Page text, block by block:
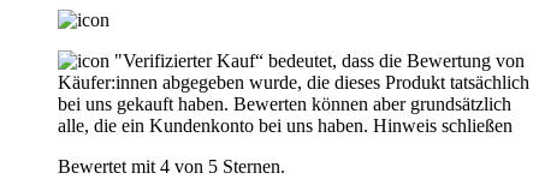
"Verifizierter Kauf“ bedeutet, dass die Bewertung von
Käufer:innen abgegeben wurde, die dieses Produkt tatsächlich
bei uns gekauft haben. Bewerten können aber grundsätzlich
alle, die ein Kundenkonto bei uns haben. Hinweis schließen
Bewertet mit 4 von 5 Sternen.